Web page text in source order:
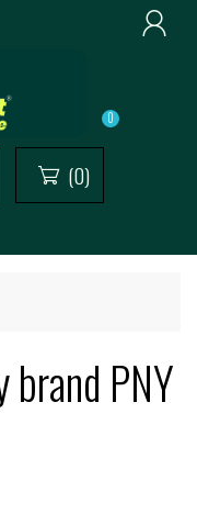

 (0)
0
PNY